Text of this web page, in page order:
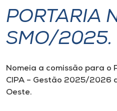
Internacionalização
I.nova
Diplomados
PORTARIA
SMO/2025.
Nomeia a comissão para o
CIPA – Gestão 2025/2026
Oeste.